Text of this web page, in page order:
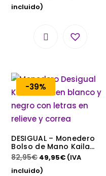
Billetera Larga
incluido)
-39%
DESIGUAL – Monedero
Bolso de Mano Kaila
Carmen Negro Blanco
20SAYP28 18x14x4cm
82,95€49,95€ (IVA
incluido)